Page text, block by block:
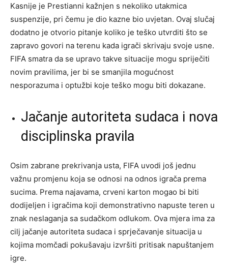
Kasnije je Prestianni kažnjen s nekoliko utakmica
suspenzije, pri čemu je dio kazne bio uvjetan. Ovaj slučaj
dodatno je otvorio pitanje koliko je teško utvrditi što se
zapravo govori na terenu kada igrači skrivaju svoje usne.
FIFA smatra da se upravo takve situacije mogu spriječiti
novim pravilima, jer bi se smanjila mogućnost
nesporazuma i optužbi koje teško mogu biti dokazane.
Jačanje autoriteta sudaca i nova
disciplinska pravila
Osim zabrane prekrivanja usta, FIFA uvodi još jednu
važnu promjenu koja se odnosi na odnos igrača prema
sucima. Prema najavama, crveni karton mogao bi biti
dodijeljen i igračima koji demonstrativno napuste teren u
znak neslaganja sa sudačkom odlukom. Ova mjera ima za
cilj jačanje autoriteta sudaca i sprječavanje situacija u
kojima momčadi pokušavaju izvršiti pritisak napuštanjem
igre.